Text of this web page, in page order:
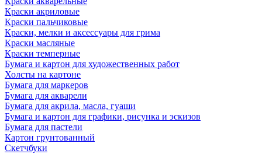
Краски акриловые
Краски пальчиковые
Краски, мелки и аксессуары для грима
Краски масляные
Краски темперные
Бумага и картон для художественных работ
Холсты на картоне
Бумага для маркеров
Бумага для акварели
Бумага для акрила, масла, гуаши
Бумага и картон для графики, рисунка и эскизов
Бумага для пастели
Картон грунтованный
Скетчбуки